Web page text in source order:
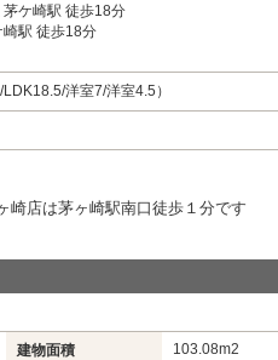
茅ケ崎駅 徒歩18分
崎駅 徒歩18分
洋室7/洋室4.5）
崎店は茅ヶ崎駅南口徒歩１分です
建物面積 103.08m2